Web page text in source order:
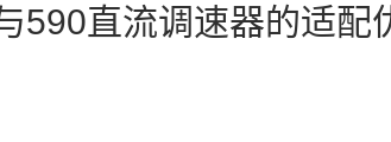
590直流调速器的适配